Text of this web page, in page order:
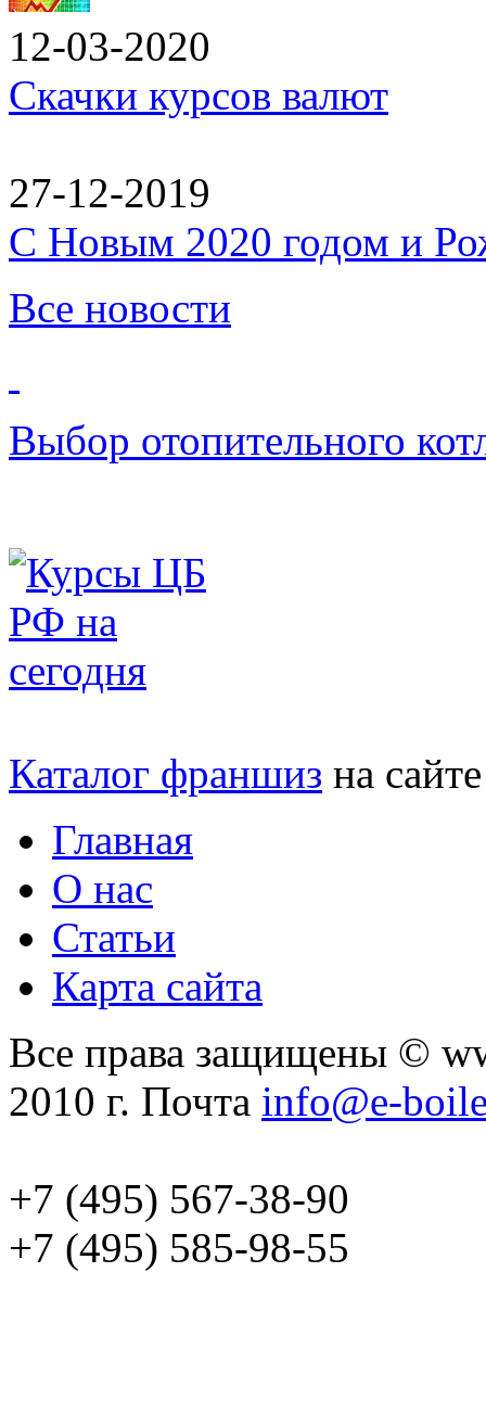
12-03-2020
Скачки курсов валют
27-12-2019
C Новым 2020 годом и
Все новости
Выбор отопительного
Каталог франшиз на
Главная
О нас
Статьи
Карта сайта
Все права защищены ©
2010 г. Почта info@e-
+7 (495) 567-38-90
+7 (495) 585-98-55